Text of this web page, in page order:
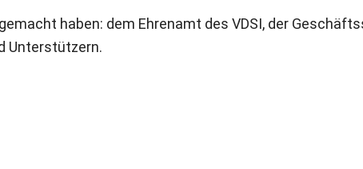
haben: dem Ehrenamt des VDSI, der
Unterstützern.